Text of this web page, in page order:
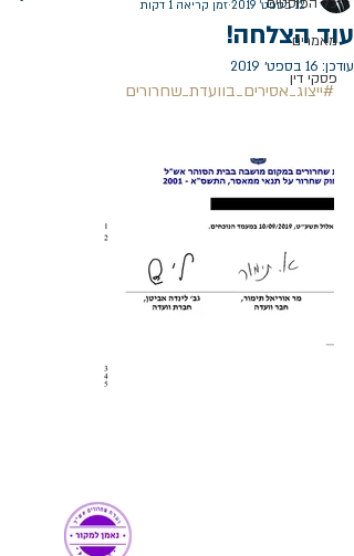
מאמרים
פסקי דין
עוד הצלחה!
12 בספט׳ 2019
זמן קריאה 1 דקות
עודכן: 16 בספט׳ 2019
#ייצוג_אסירים_בוועדת_שחרורים